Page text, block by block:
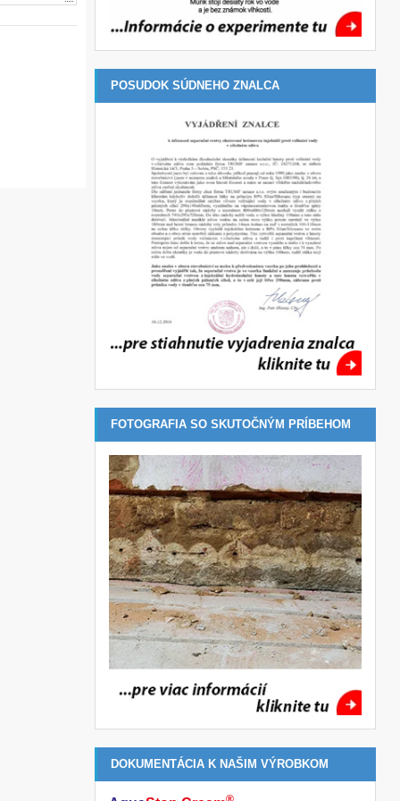
POSUDOK SÚDNEHO ZNALCA
FOTOGRAFIA SO SKUTOČNÝM PRÍBEHOM
DOKUMENTÁCIA K NAŠIM VÝROBKOM